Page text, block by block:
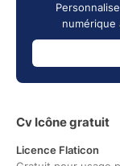
numérique
Cv Icône gratuit
Licence Flaticon